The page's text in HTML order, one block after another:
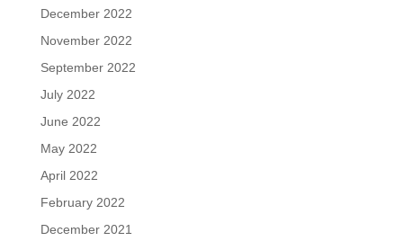
December 2022
November 2022
September 2022
July 2022
June 2022
May 2022
April 2022
February 2022
December 2021